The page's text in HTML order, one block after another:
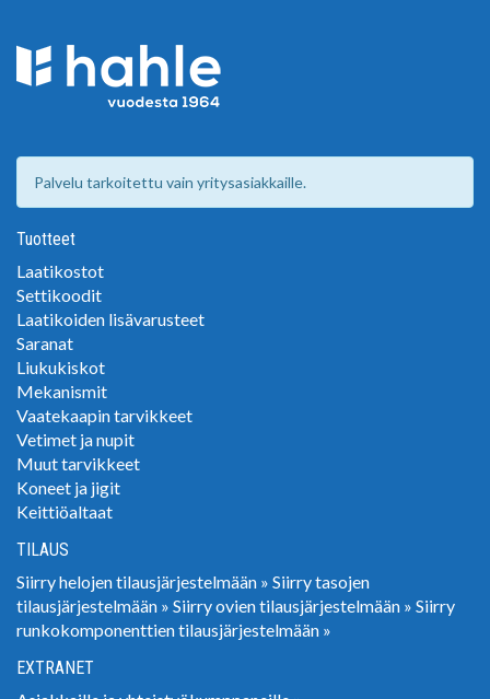
Palvelu tarkoitettu vain yritysasiakkaille.
Tuotteet
Laatikostot
Settikoodit
Laatikoiden lisävarusteet
Saranat
Liukukiskot
Mekanismit
Vaatekaapin tarvikkeet
Vetimet ja nupit
Muut tarvikkeet
Koneet ja jigit
Keittiöaltaat
TILAUS
Siirry helojen tilausjärjestelmään » Siirry tasojen
tilausjärjestelmään » Siirry ovien tilausjärjestelmään » Siirry
runkokomponenttien tilausjärjestelmään »
EXTRANET